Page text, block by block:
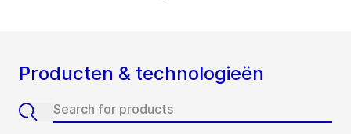
Producten & technologieën